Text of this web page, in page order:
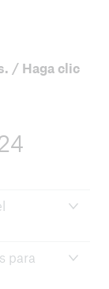
/ Haga clic
para